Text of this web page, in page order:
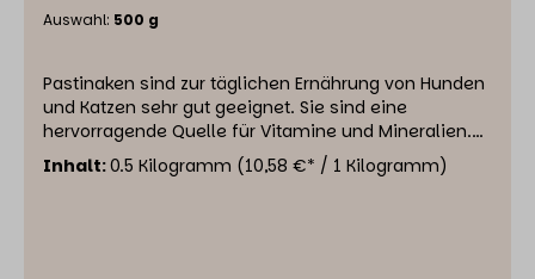
Auswahl: 500 g
Pastinaken sind zur täglichen Ernährung von Hunden
und Katzen sehr gut geeignet. Sie sind eine
hervorragende Quelle für Vitamine und Mineralien.
Das Inulin aus den Pastinaken dient dem Mikrobiom
im Darm als Nahrung und pflegt die
Inhalt:0.5 Kilogramm (10,58 €* / 1 Kilogramm)